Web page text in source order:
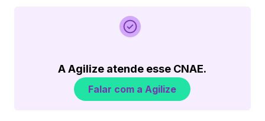
A Agilize atende esse CNAE.
Falar com a Agilize